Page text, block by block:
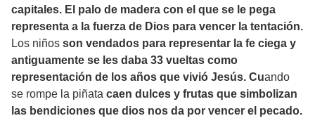
capitales. El palo de madera con el que se le pega
representa a la fuerza de Dios para vencer la tentación.
Los niños son vendados para representar la fe ciega y
antiguamente se les daba 33 vueltas como
representación de los años que vivió Jesús. Cuando
se rompe la piñata caen dulces y frutas que simbolizan
las bendiciones que dios nos da por vencer el pecado.